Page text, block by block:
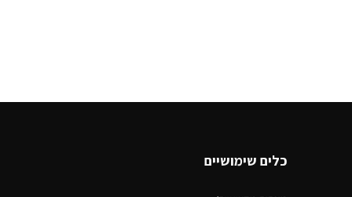
כלים שימושיים